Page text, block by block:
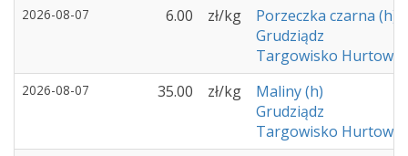
2026-08-07 6.00 zł/kg
Porzeczka czarna (h)
Grudziądz
Targowisko Hurtowe
2026-08-07 35.00 zł/kg
Maliny (h)
Grudziądz
Targowisko Hurtowe